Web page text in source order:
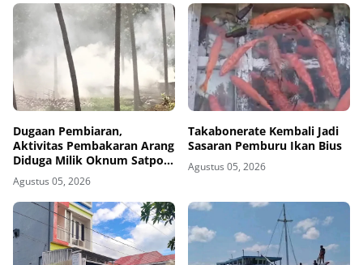
Dugaan Pembiaran,
Aktivitas Pembakaran Arang
Diduga Milik Oknum Satpol
PP Kembali Beroperasi
Agustus 05, 2026
Takabonerate Kembali Jadi
Sasaran Pemburu Ikan Bius
Agustus 05, 2026